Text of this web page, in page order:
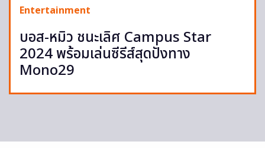
Entertainment
บอส-หมิว ชนะเลิศ Campus Star
2024 พร้อมเล่นซีรีส์สุดปังทาง
Mono29